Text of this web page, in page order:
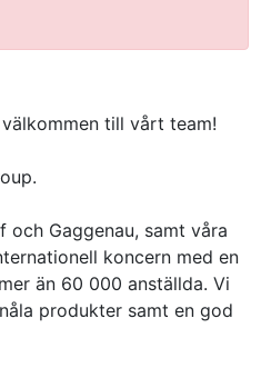
till vårt team!
och Gaggenau, samt våra
koncern med en
än 60 000 anställda. Vi
produkter samt en god